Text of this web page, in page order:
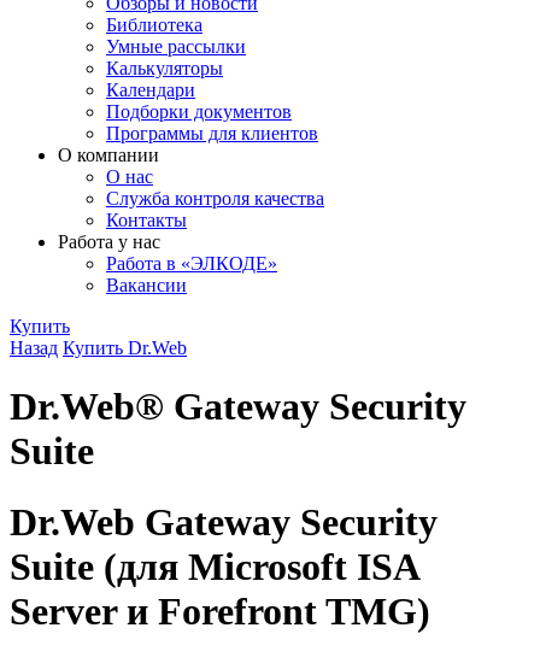
Библиотека
Умные рассылки
Калькуляторы
Календари
Подборки документов
Программы для клиентов
О компании
О нас
Служба контроля качества
Контакты
Работа у нас
Работа в «ЭЛКОДЕ»
Вакансии
Купить
Назад Купить Dr.Web
Dr.Web® Gateway Security
Suite
Dr.Web Gateway Security
Suite (для Microsoft ISA
Server и Forefront TMG)